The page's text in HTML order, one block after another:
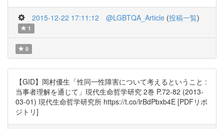
2015-12-22 17:11:12 @LGBTQA_Article (投稿一覧)
1
0
【GID】岡村優生「性同一性障害について考えるということ :
当事者理解を通じて」現代生命哲学研究 2巻 P.72-82 (2013-
03-01) 現代生命哲学研究所 https://t.co/lrBdPbxb4E [PDFリポ
ジトリ]